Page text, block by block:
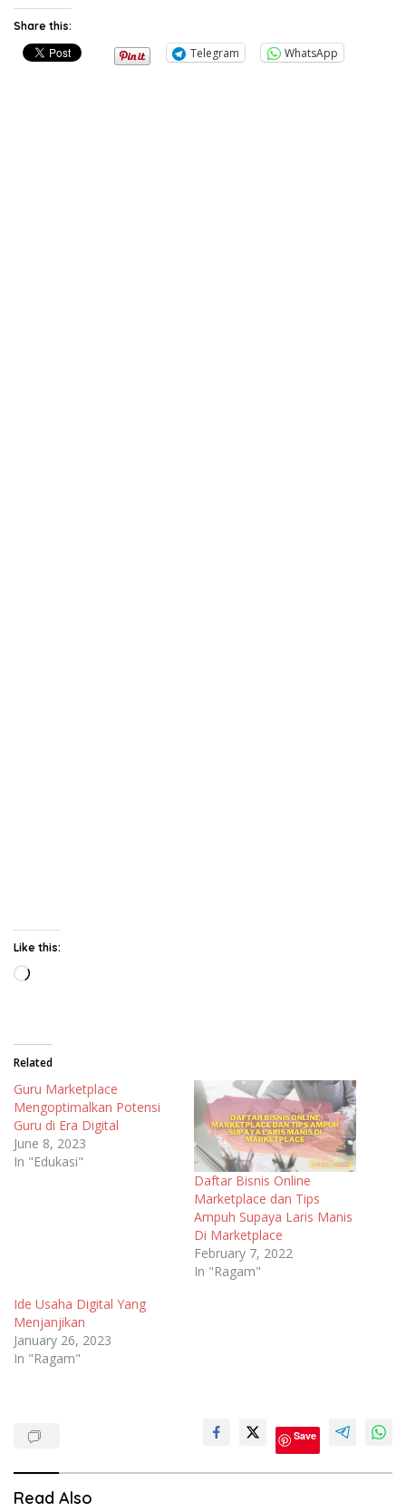
Share this:
Telegram WhatsApp
Like this:
Loading…
Related
Guru Marketplace
Mengoptimalkan Potensi
Guru di Era Digital
June 8, 2023
In "Edukasi"
Daftar Bisnis Online
Marketplace dan Tips
Ampuh Supaya Laris Manis
Di Marketplace
February 7, 2022
In "Ragam"
Ide Usaha Digital Yang
Menjanjikan
January 26, 2023
In "Ragam"
Save
Read Also